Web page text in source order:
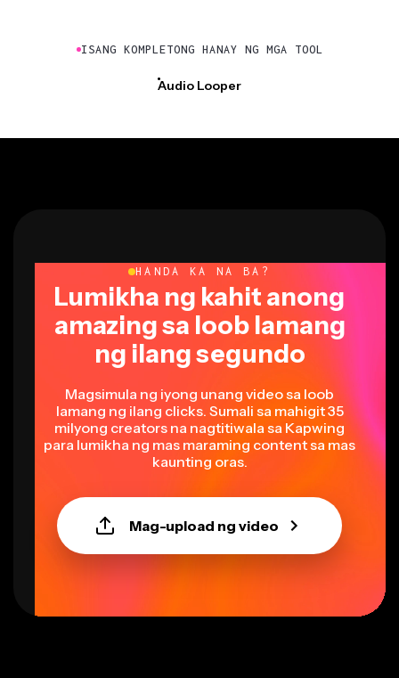
Lumikha ng kahit anong
amazing sa loob lamang
ng ilang segundo
lamang ng ilang clicks. Sumali sa mahigit 35
milyong creators na nagtitiwala sa Kapwing
para lumikha ng mas maraming content sa mas
kaunting oras.